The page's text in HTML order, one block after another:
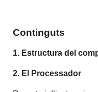
Continguts
1. Estructura del
2. El Processador